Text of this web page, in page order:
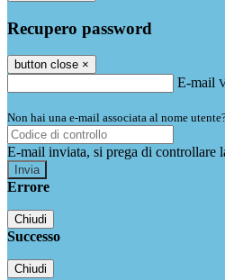
Recupero password
button close ×
E-mail
Non hai una e-mail associata al nome
E-mail inviata, si prega di controllare
Errore
Chiudi
Successo
Chiudi